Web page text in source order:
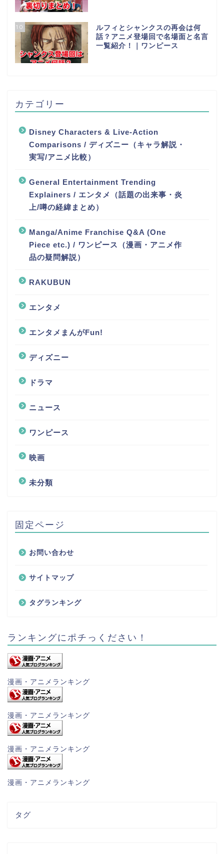
10
ルフィとシャンクスの再会は何
話？アニメ登場回で名場面と名言
一覧紹介！｜ワンピース
カテゴリー
Disney Characters & Live-Action
Comparisons / ディズニー（キャラ解説・
実写/アニメ比較）
General Entertainment Trending
Explainers / エンタメ（話題の出来事・炎
上/噂の経緯まとめ）
Manga/Anime Franchise Q&A (One
Piece etc.) / ワンピース（漫画・アニメ作
品の疑問解説）
RAKUBUN
エンタメ
エンタメまんがFun!
ディズニー
ドラマ
ニュース
ワンピース
映画
未分類
固定ページ
お問い合わせ
サイトマップ
タグランキング
ランキングにポチっください！
漫画・アニメランキング
漫画・アニメランキング
漫画・アニメランキング
漫画・アニメランキング
タグ